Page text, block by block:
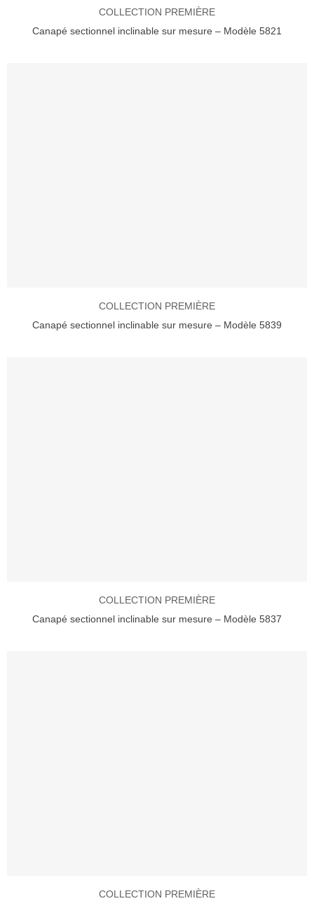
COLLECTION PREMIÈRE
Canapé sectionnel inclinable sur mesure – Modèle 5821
COLLECTION PREMIÈRE
Canapé sectionnel inclinable sur mesure – Modèle 5839
COLLECTION PREMIÈRE
Canapé sectionnel inclinable sur mesure – Modèle 5837
COLLECTION PREMIÈRE